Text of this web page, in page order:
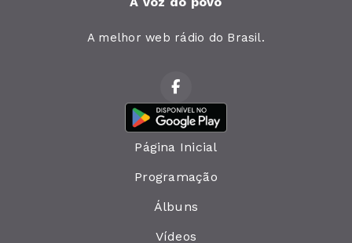
A melhor web rádio do Brasil.
Página Inicial
Programação
Álbuns
Vídeos